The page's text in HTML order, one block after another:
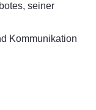
seiner
Kommunikation